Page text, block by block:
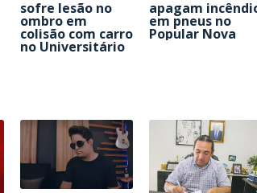
sofre lesão no
ombro em
colisão com carro
no Universitário
apagam
em pneus no
Popular Nova